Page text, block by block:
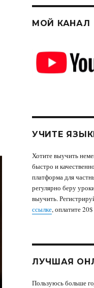
МОЙ КАНАЛ
УЧИТЕ
Хотите выучить
быстро и
платформа для
регулярно беру
выучить.
ссылке, оплатите
ЛУЧШАЯ
Пользуюсь больше